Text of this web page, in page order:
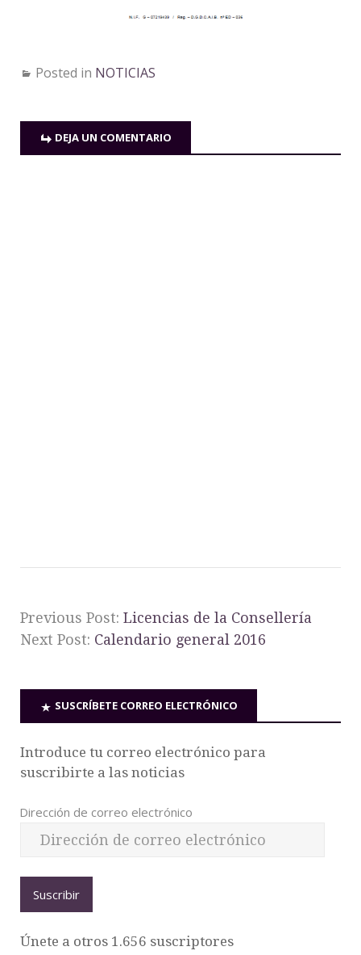
Posted in NOTICIAS
DEJA UN COMENTARIO
Previous Post: Licencias de la Consellería
Next Post: Calendario general 2016
SUSCRÍBETE CORREO ELECTRÓNICO
Introduce tu correo electrónico para
suscribirte a las noticias
Dirección de correo electrónico
Suscribir
Únete a otros 1.656 suscriptores